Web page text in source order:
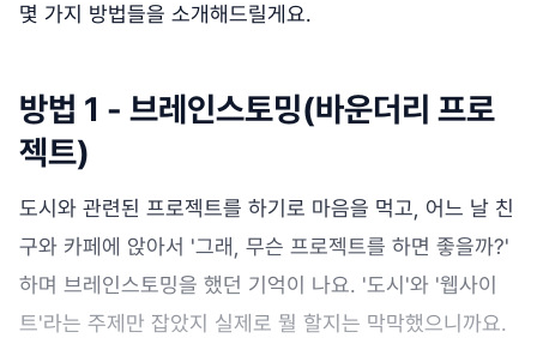
몇 가지 방법들을 소개해드릴게요.
방법 1 - 브레인스토밍(바운더리 프로
젝트)
도시와 관련된 프로젝트를 하기로 마음을 먹고, 어느 날 친
구와 카페에 앉아서 '그래, 무슨 프로젝트를 하면 좋을까?'
하며 브레인스토밍을 했던 기억이 나요. '도시'와 '웹사이
트'라는 주제만 잡았지 실제로 뭘 할지는 막막했으니까요.